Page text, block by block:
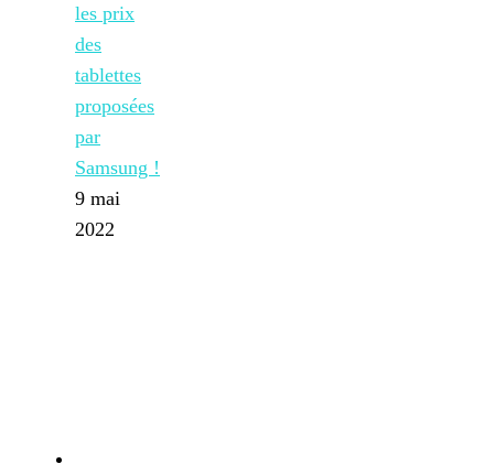
les prix
des
tablettes
proposées
par
Samsung !
9 mai
2022